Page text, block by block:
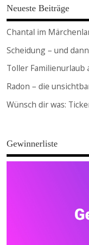
Neueste Beiträge
Chantal im
Scheidung – und
Toller Familienurlaub
Radon – die
Wünsch dir was:
Gewinnerliste